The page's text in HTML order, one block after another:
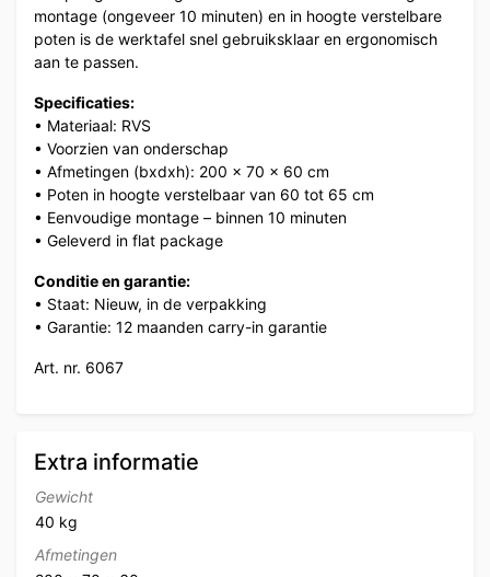
montage (ongeveer 10 minuten) en in hoogte verstelbare
poten is de werktafel snel gebruiksklaar en ergonomisch
aan te passen.
Specificaties:
• Materiaal: RVS
• Voorzien van onderschap
• Afmetingen (bxdxh): 200 x 70 x 60 cm
• Poten in hoogte verstelbaar van 60 tot 65 cm
• Eenvoudige montage – binnen 10 minuten
• Geleverd in flat package
Conditie en garantie:
• Staat: Nieuw, in de verpakking
• Garantie: 12 maanden carry-in garantie
Art. nr. 6067
Extra informatie
Gewicht
40 kg
Afmetingen